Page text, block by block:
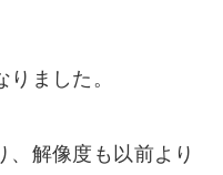
ました。
、解像度も以前より